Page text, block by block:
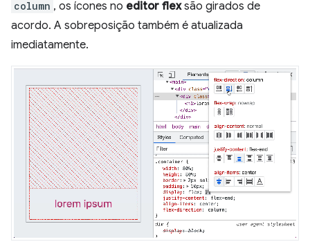
column , os ícones no editor flexsão girados de
acordo. A sobreposição também é atualizada
imediatamente.